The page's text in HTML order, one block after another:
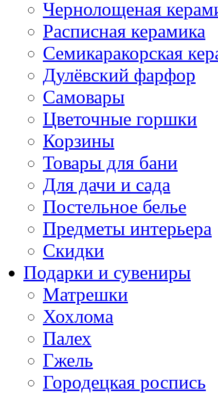
Чернолощеная
Расписная керамика
Семикаракорская
Дулёвский фарфор
Самовары
Цветочные горшки
Корзины
Товары для бани
Для дачи и сада
Постельное белье
Предметы интерьера
Скидки
Подарки и сувениры
Матрешки
Хохлома
Палех
Гжель
Городецкая роспись